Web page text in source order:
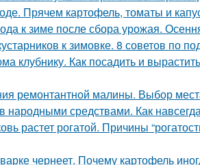
Прячем картофель, томаты и
к зиме после сбора урожая.
к зимовке. 8 советов по
клубнику. Как посадить и
ремонтантной малины. Выбор
народными средствами. Как
растет рогатой. Причины
чернеет. Почему картофель